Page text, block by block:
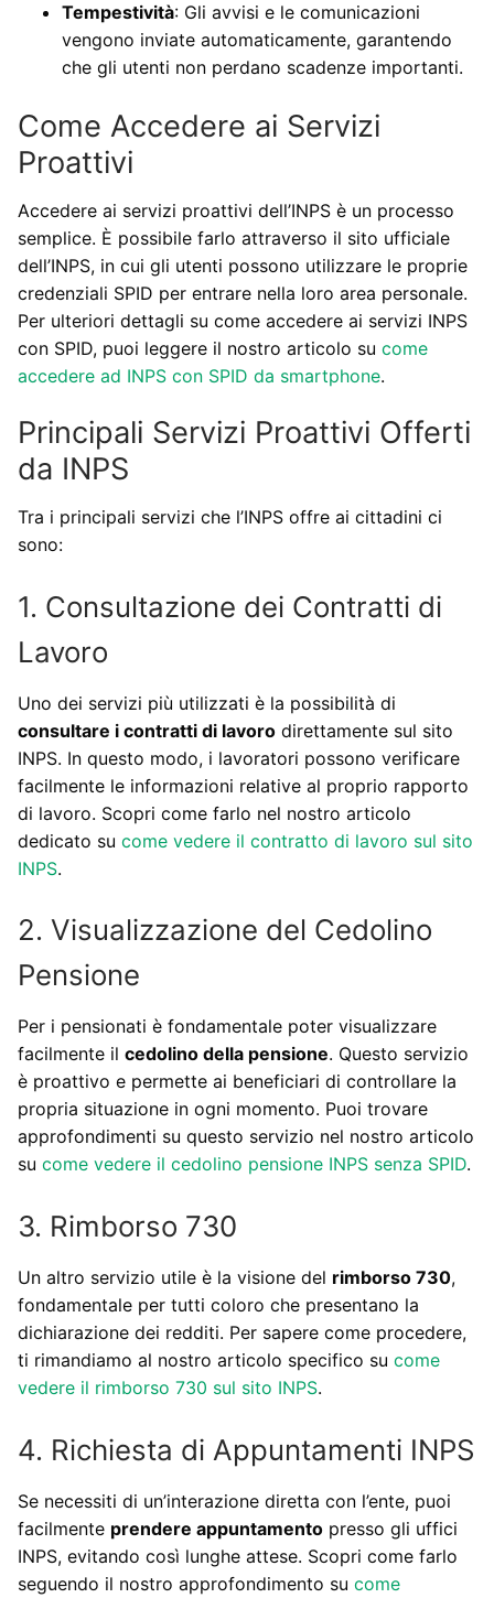
Tempestività: Gli avvisi e le comunicazioni
vengono inviate automaticamente, garantendo
che gli utenti non perdano scadenze importanti.
Come Accedere ai Servizi
Proattivi
Accedere ai servizi proattivi dell’INPS è un processo
semplice. È possibile farlo attraverso il sito ufficiale
dell’INPS, in cui gli utenti possono utilizzare le proprie
credenziali SPID per entrare nella loro area personale.
Per ulteriori dettagli su come accedere ai servizi INPS
con SPID, puoi leggere il nostro articolo su come
accedere ad INPS con SPID da smartphone.
Principali Servizi Proattivi Offerti
da INPS
Tra i principali servizi che l’INPS offre ai cittadini ci
sono:
1. Consultazione dei Contratti di
Lavoro
Uno dei servizi più utilizzati è la possibilità di
consultare i contratti di lavoro direttamente sul sito
INPS. In questo modo, i lavoratori possono verificare
facilmente le informazioni relative al proprio rapporto
di lavoro. Scopri come farlo nel nostro articolo
dedicato su come vedere il contratto di lavoro sul sito
INPS.
2. Visualizzazione del Cedolino
Pensione
Per i pensionati è fondamentale poter visualizzare
facilmente il cedolino della pensione. Questo servizio
è proattivo e permette ai beneficiari di controllare la
propria situazione in ogni momento. Puoi trovare
approfondimenti su questo servizio nel nostro articolo
su come vedere il cedolino pensione INPS senza SPID.
3. Rimborso 730
Un altro servizio utile è la visione del rimborso 730,
fondamentale per tutti coloro che presentano la
dichiarazione dei redditi. Per sapere come procedere,
ti rimandiamo al nostro articolo specifico su come
vedere il rimborso 730 sul sito INPS.
4. Richiesta di Appuntamenti INPS
Se necessiti di un’interazione diretta con l’ente, puoi
facilmente prendere appuntamento presso gli uffici
INPS, evitando così lunghe attese. Scopri come farlo
seguendo il nostro approfondimento su come